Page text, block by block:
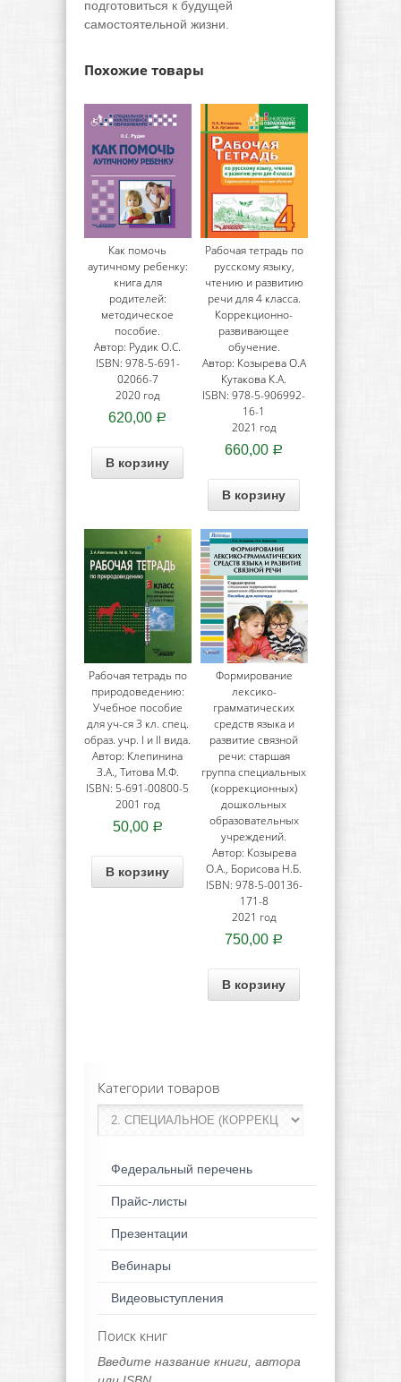
подготовиться к будущей
самостоятельной жизни.
Похожие товары
Как помочь
аутичному ребенку:
книга для
родителей:
методическое
пособие.
Автор: Рудик О.С.
ISBN: 978-5-691-
02066-7
2020 год
620,00 Р
В корзину
Рабочая тетрадь по
русскому языку,
чтению и развитию
речи для 4 класса.
Коррекционно-
развивающее
обучение.
Автор: Козырева О.А
Кутакова К.А.
ISBN: 978-5-906992-
16-1
2021 год
660,00 Р
В корзину
Рабочая тетрадь по
природоведению:
Учебное пособие
для уч-ся 3 кл. спец.
образ. учр. I и II вида.
Автор: Клепинина
З.А., Титова М.Ф.
ISBN: 5-691-00800-5
2001 год
50,00 Р
В корзину
Формирование
лексико-
грамматических
средств языка и
развитие связной
речи: старшая
группа специальных
(коррекционных)
дошкольных
образовательных
учреждений.
Автор: Козырева
О.А., Борисова Н.Б.
ISBN: 978-5-00136-
171-8
2021 год
750,00 Р
В корзину
Категории товаров
Федеральный перечень
Прайс-листы
Презентации
Вебинары
Видеовыступления
Поиск книг
Введите название книги, автора